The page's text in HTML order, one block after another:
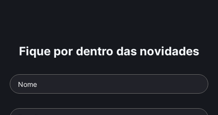
Fique por dentro das novidades